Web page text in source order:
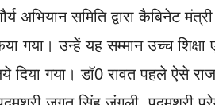
अभियान समिति द्वारा कैबिनेट
गया। उन्हें यह सम्मान उच्च
दिया गया। डॉ0 रावत पहले ऐसे